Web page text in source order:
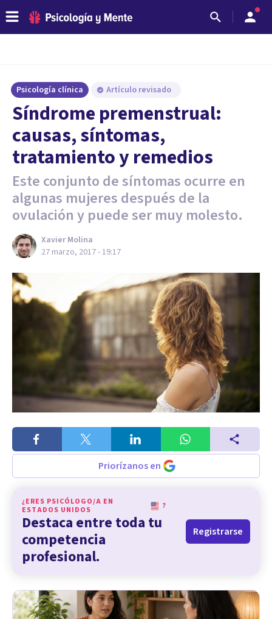
Psicología clínica Artículo revisado
Síndrome premenstrual:
causas, síntomas,
tratamiento y remedios
Este conjunto de síntomas ocurre en
algunas mujeres después de la
ovulación y puede ser muy molesto.
Xavier Molina
27 marzo, 2017 - 19:17
Priorízanos en
¿ERES PSICÓLOGO/A EN
ESTADOS UNIDOS
?
Destaca entre toda tu
competencia
profesional.
Registrarse